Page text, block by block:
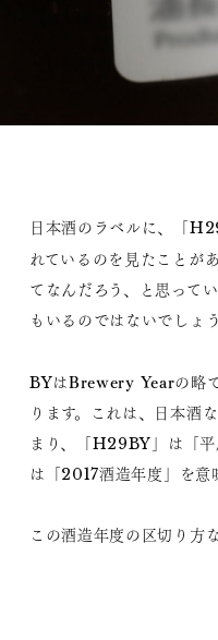
日本酒のラベルに、「
れているのを見たことが
てなんだろう、と思って
もいるのではないでしょう
BYはBrewery Yearの略
ります。これは、日本酒
まり、「H29BY」は「
は「2017酒造年度」を意
この酒造年度の区切り方